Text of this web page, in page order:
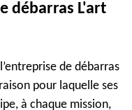
débarras L'art
de débarras
pour laquelle ses
à chaque mission,